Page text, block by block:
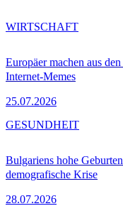
Europäer machen aus
Internet-Memes
25.07.2026
WIRTSCHAFT
Bulgariens hohe
demografische Krise
28.07.2026
GESUNDHEIT